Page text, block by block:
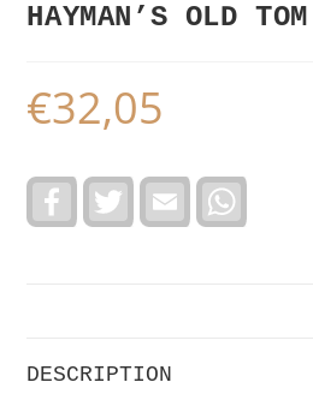
HAYMAN’S OLD
€32,05
c
T
i
E
a
a
DESCRIPTION